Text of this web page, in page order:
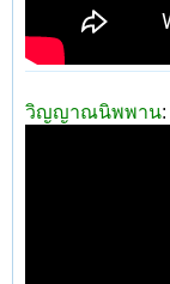
วิญญาณนิพพาน: